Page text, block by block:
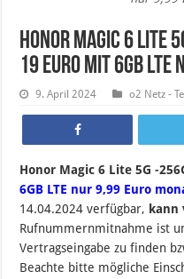
Honor Magic 6 Lite
19 Euro mit 6GB
9. April 2024 o2 Netz -
Honor Magic 6 Lite 5G -
6GB LTE nur 9,99 Euro
14.04.2024 verfügbar, kann
Rufnummernmitnahme ist
Vertragseingabe zu finden
Beachte bitte mögliche